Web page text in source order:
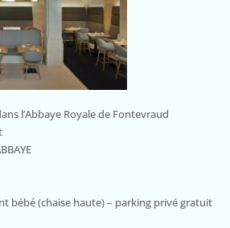
l’Abbaye Royale de Fontevraud
bébé (chaise haute) – parking privé gratuit